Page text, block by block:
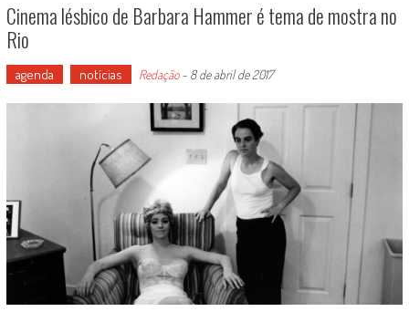
Cinema lésbico de Barbara Hammer é tema de mostra no
Rio
agenda notícias Redação- 8 de abril de 2017